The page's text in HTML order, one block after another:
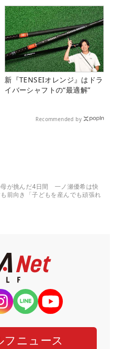
新『TENSEIオレンジ』はドラ
イバーシャフトの“最適解”
Recommended by
母が挑んだ4日間 一ノ瀬優希は快
前向き「子どもを産んでも頑張れ
フニュース